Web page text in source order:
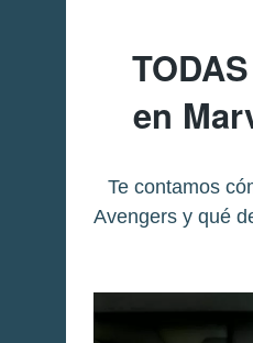
en
Te contamos
Avengers y qué